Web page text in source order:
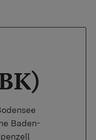
Baden-